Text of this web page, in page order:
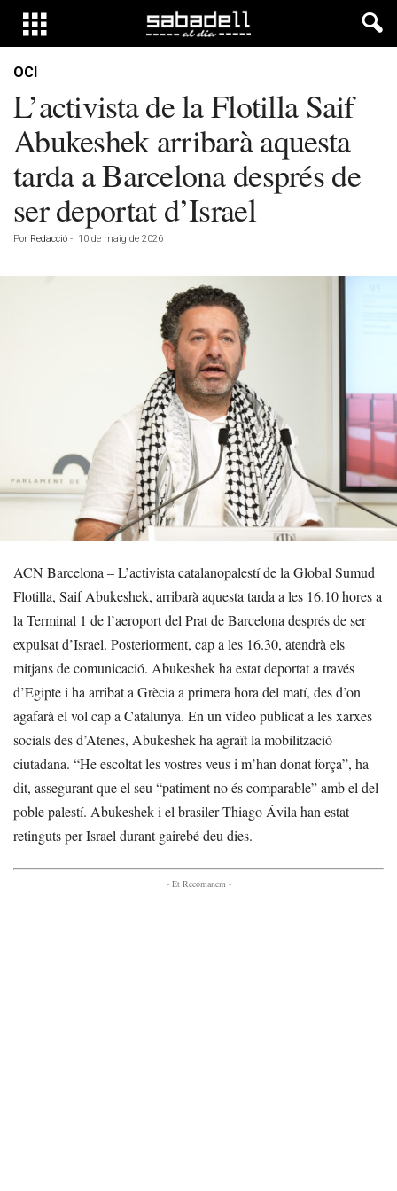
OCI
L’activista de la Flotilla Saif
Abukeshek arribarà aquesta
tarda a Barcelona després de
ser deportat d’Israel
Por Redacció - 10 de maig de 2026
ACN Barcelona – L’activista catalanopalestí de la Global Sumud
Flotilla, Saif Abukeshek, arribarà aquesta tarda a les 16.10 hores a
la Terminal 1 de l’aeroport del Prat de Barcelona després de ser
expulsat d’Israel. Posteriorment, cap a les 16.30, atendrà els
mitjans de comunicació. Abukeshek ha estat deportat a través
d’Egipte i ha arribat a Grècia a primera hora del matí, des d’on
agafarà el vol cap a Catalunya. En un vídeo publicat a les xarxes
socials des d’Atenes, Abukeshek ha agraït la mobilització
ciutadana. “He escoltat les vostres veus i m’han donat força”, ha
dit, assegurant que el seu “patiment no és comparable” amb el del
poble palestí. Abukeshek i el brasiler Thiago Ávila han estat
retinguts per Israel durant gairebé deu dies.
- Et Recomanem -